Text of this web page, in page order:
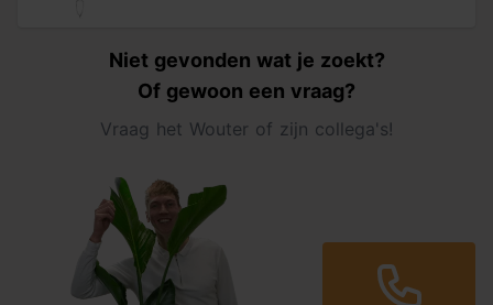
Niet gevonden wat je zoekt?
Of gewoon een vraag?
Vraag het Wouter of zijn collega's!